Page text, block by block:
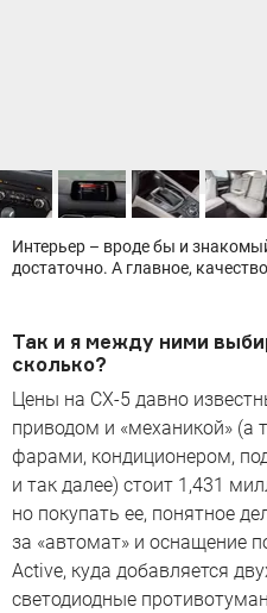
Интерьер – вроде бы и
достаточно. А главное,
Так и я между ними
сколько?
Цены на CX-5 давно
приводом и «механикой» (а
фарами, кондиционером,
и так далее) стоит 1,431
но покупать ее, понятное
за «автомат» и оснащение
Active, куда добавляется
светодиодные